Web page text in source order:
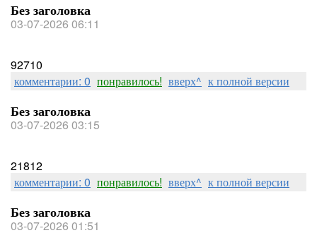
Без заголовка
03-07-2026 06:11
92710
комментарии: 0 понравилось! вверх^ к полной версии
Без заголовка
03-07-2026 03:15
21812
комментарии: 0 понравилось! вверх^ к полной версии
Без заголовка
03-07-2026 01:51